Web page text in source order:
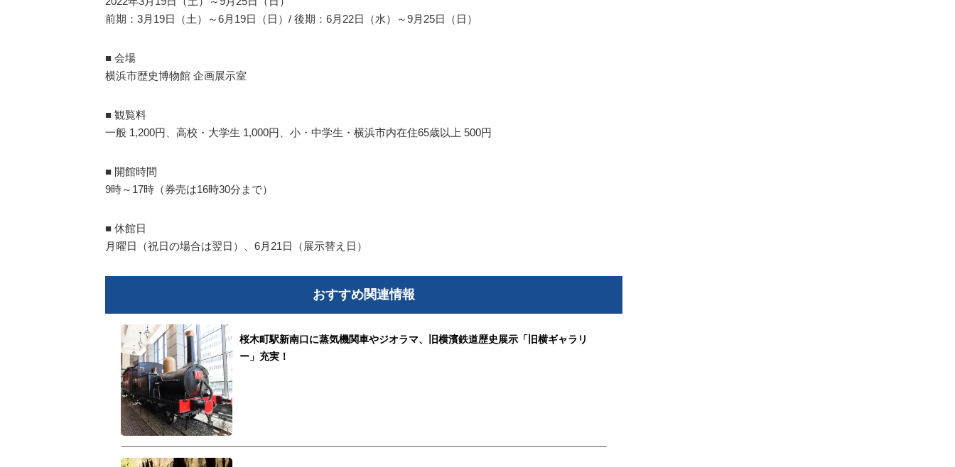
前期：3月19日（土）～6月19日（日）/ 後期：6月22日（水）～9月25日（日）
■ 会場
横浜市歴史博物館 企画展示室
■ 観覧料
一般 1,200円、高校・大学生 1,000円、小・中学生・横浜市内在住65歳以上 500円
■ 開館時間
9時～17時（券売は16時30分まで）
■ 休館日
月曜日（祝日の場合は翌日）、6月21日（展示替え日）
おすすめ関連情報
桜木町駅新南口に蒸気機関車やジオラマ、旧横濱鉄道歴史展示「旧横ギャラリ
ー」充実！